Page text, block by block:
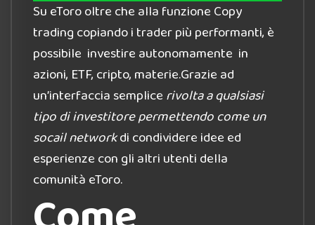
Su eToro oltre che alla funzione Copy
trading copiando i trader più performanti, è
possibile investire autonomamente in
azioni, ETF, cripto, materie.Grazie ad
un’interfaccia semplice rivolta a qualsiasi
tipo di investitore permettendo come un
socail networkdi condividere idee ed
esperienze con gli altri utenti della
comunità eToro.